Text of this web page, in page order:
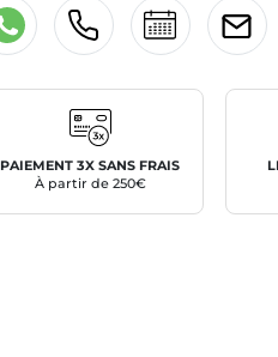
PAIEMENT 3X SANS FRAIS
À partir de 250€